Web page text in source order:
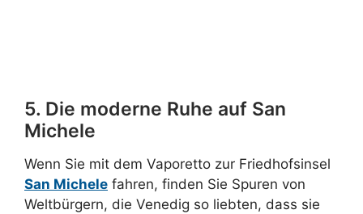
5. Die moderne Ruhe auf San
Michele
Wenn Sie mit dem Vaporetto zur Friedhofsinsel
San Michele fahren, finden Sie Spuren von
Weltbürgern, die Venedig so liebten, dass sie